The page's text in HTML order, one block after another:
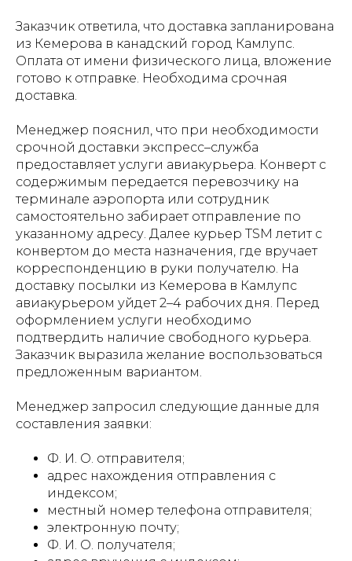
Заказчик ответила, что доставка запланирована
из Кемерова в канадский город Камлупс.
Оплата от имени физического лица, вложение
готово к отправке. Необходима срочная
доставка.
Менеджер пояснил, что при необходимости
срочной доставки экспресс–служба
предоставляет услуги авиакурьера. Конверт с
содержимым передается перевозчику на
терминале аэропорта или сотрудник
самостоятельно забирает отправление по
указанному адресу. Далее курьер TSM летит с
конвертом до места назначения, где вручает
корреспонденцию в руки получателю. На
доставку посылки из Кемерова в Камлупс
авиакурьером уйдет 2–4 рабочих дня. Перед
оформлением услуги необходимо
подтвердить наличие свободного курьера.
Заказчик выразила желание воспользоваться
предложенным вариантом.
Менеджер запросил следующие данные для
составления заявки:
Ф. И. О. отправителя;
адрес нахождения отправления с
индексом;
местный номер телефона отправителя;
электронную почту;
Ф. И. О. получателя;